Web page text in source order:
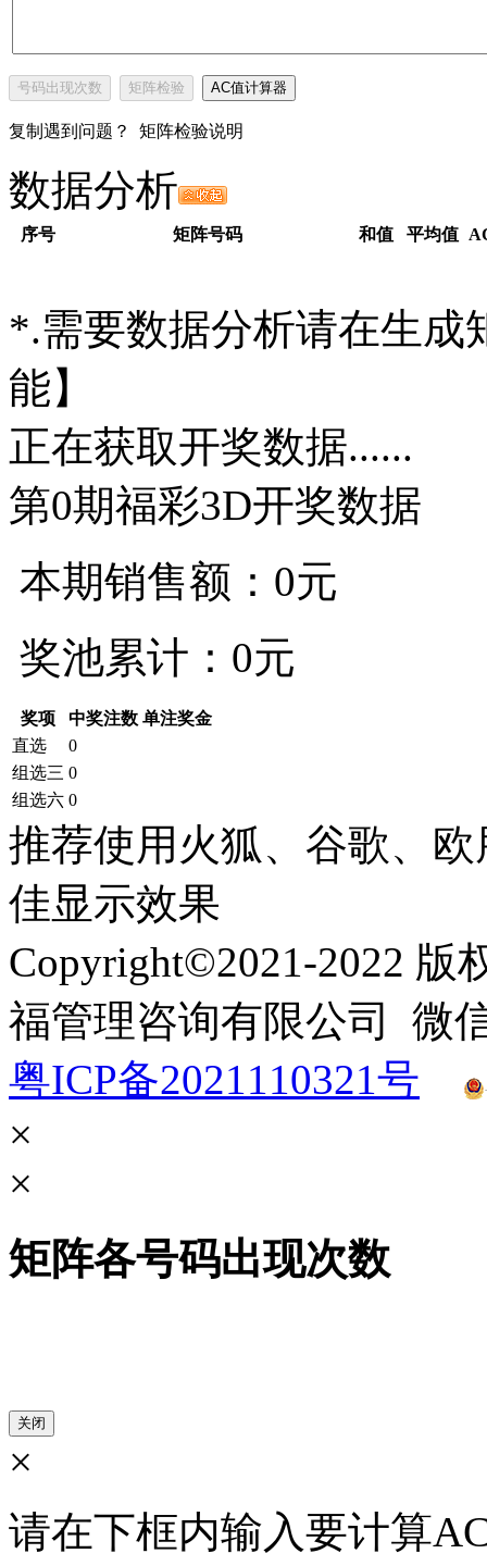
号码出现次数 矩阵检验 AC值计算器
复制遇到问题？ 矩阵检验说明
数据分析
序号 矩阵号码 和值 平均值
*.需要数据分析请在生成
能】
正在获取开奖数据......
第0期福彩3D开奖数据
本期销售额： 0元
奖池累计： 0元
奖项 中奖注数 单注奖金
直选
0
组选三 0
组选六 0
推荐使用火狐、谷歌、
佳显示效果
Copyright©2021-2022 版
福管理咨询有限公司 微
粤ICP备2021110321号
×
×
矩阵各号码出现次数
×
请在下框内输入要计算